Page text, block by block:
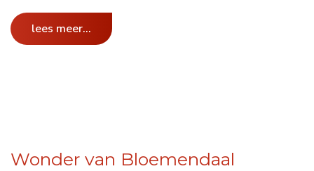
lees meer...
Wonder van Bloemendaal